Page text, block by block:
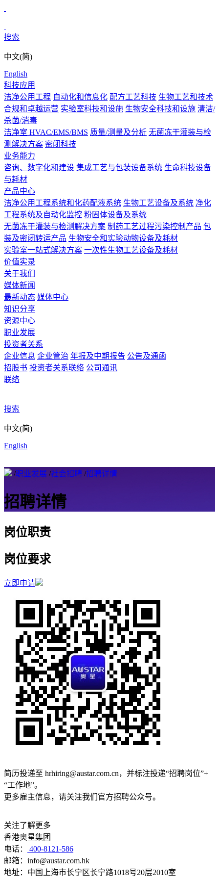
搜索
中文(简)
English
科技应用
洁净公用工程 自动化和信息化 配方工艺科技 生物工艺和技术
合规和卓越运营 实验室科技和设施 生物安全科技和设施 清洁/
杀菌/消毒
洁净室 HVAC/EMS/BMS 质量/测量及分析 无菌冻干灌装与检
测解决方案 密闭科技
业务能力
咨询、数字化和建设 集成工艺与包装设备系统 生命科技设备
与耗材
产品中心
洁净公用工程系统和化药配液系统 生物工艺设备及系统 净化
工程系统及自动化监控 粉固体设备及系统
无菌冻干灌装与检测解决方案 制药工艺过程污染控制产品 包
装及密闭转运产品 生物安全和实验动物设备及耗材
实验室一站式解决方案 一次性生物工艺设备及耗材
价值实录
关于我们
媒体新闻
最新动态 媒体中心
知识分享
资源中心
职业发展
投资者关系
企业信息 企业管治 年报及中期报告 公告及通函
招股书 投资者关系联络 公司通讯
联络
搜索
中文(简)
English
/职业发展 /社会招聘 /招聘详情
招聘详情
岗位职责
岗位要求
立即申请
简历投递至 hrhiring@austar.com.cn，并标注投递“招聘岗位”+
“工作地”。
更多雇主信息，请关注我们官方招聘公众号。
关注了解更多
香港奥星集团
电话：
400-8121-586
邮箱：info@austar.com.hk
地址：中国上海市长宁区长宁路1018号20层2010室